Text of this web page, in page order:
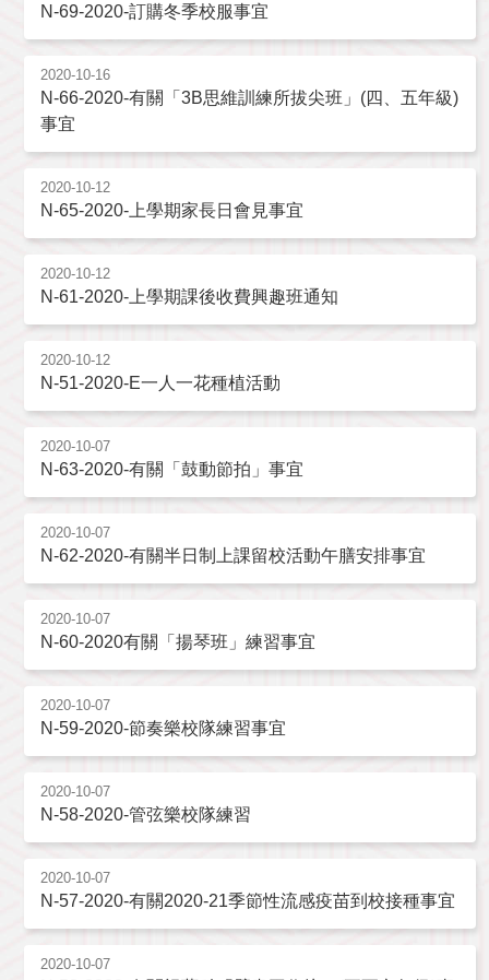
N-69-2020-訂購冬季校服事宜
2020-10-16
N-66-2020-有關「3B思維訓練所拔尖班」(四、五年級)
事宜
2020-10-12
N-65-2020-上學期家長日會見事宜
2020-10-12
N-61-2020-上學期課後收費興趣班通知
2020-10-12
N-51-2020-E一人一花種植活動
2020-10-07
N-63-2020-有關「鼓動節拍」事宜
2020-10-07
N-62-2020-有關半日制上課留校活動午膳安排事宜
2020-10-07
N-60-2020有關「揚琴班」練習事宜
2020-10-07
N-59-2020-節奏樂校隊練習事宜
2020-10-07
N-58-2020-管弦樂校隊練習
2020-10-07
N-57-2020-有關2020-21季節性流感疫苗到校接種事宜
2020-10-07